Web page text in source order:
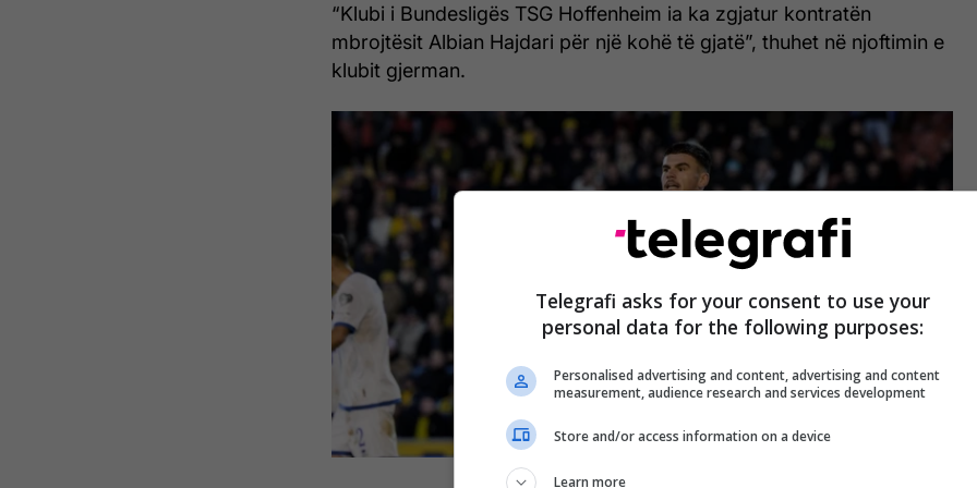
“Klubi i Bundesligës TSG Hoffenheim ia ka zgjatur kontratën
mbrojtësit Albian Hajdari për një kohë të gjatë”, thuhet në njoftimin e
klubit gjerman.
Telegrafi asks for your consent to use your
personal data for the following purposes:
Personalised advertising and content, advertising and content
measurement, audience research and services development
Store and/or access information on a device
Learn more